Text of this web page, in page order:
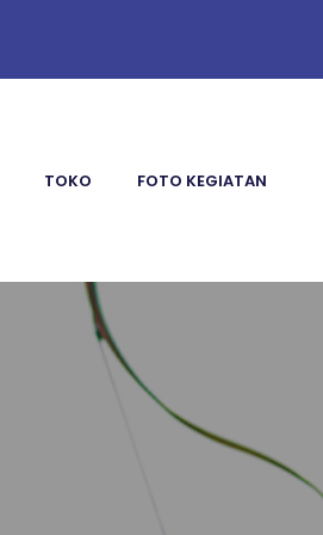
TOKO FOTO KEGIATAN